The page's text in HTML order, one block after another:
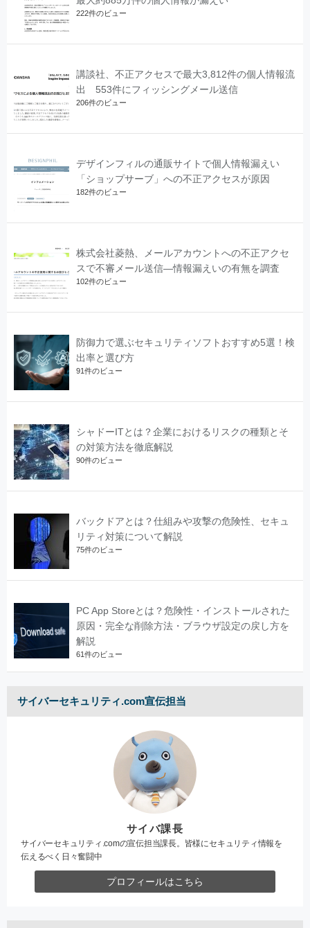
222件のビュー
講談社、不正アクセスで最大3,812件の個人情報流
出 553件にフィッシングメール送信
206件のビュー
デザインフィルの通販サイトで個人情報漏えい
「ショップサーブ」への不正アクセスが原因
182件のビュー
株式会社菱熱、メールアカウントへの不正アクセ
スで不審メール送信―情報漏えいの有無を調査
102件のビュー
防御力で選ぶセキュリティソフトおすすめ5選！検
出率と選び方
91件のビュー
シャドーITとは？企業におけるリスクの種類とそ
の対策方法を徹底解説
90件のビュー
バックドアとは？仕組みや攻撃の危険性、セキュ
リティ対策について解説
75件のビュー
PC App Storeとは？危険性・インストールされた
原因・完全な削除方法・ブラウザ設定の戻し方を
解説
61件のビュー
サイバーセキュリティ.com宣伝担当
サイバ課長
サイバーセキュリティ.comの宣伝担当課長。皆様にセキュリティ情報を
伝えるべく日々奮闘中
プロフィールはこちら